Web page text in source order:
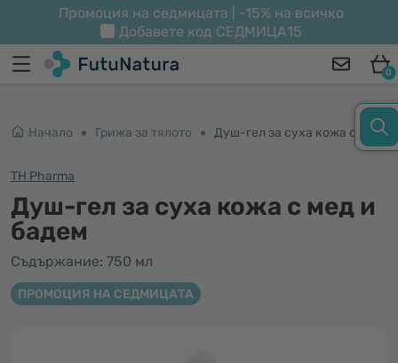
Промоция на седмицата | -15% на всичко
Добавете код СЕДМИЦА15
0
Начало Грижа за тялото
TH Pharma
Душ-гел за суха кожа с мед и
бадем
Съдържание: 750 мл
ПРОМОЦИЯ НА СЕДМИЦАТА